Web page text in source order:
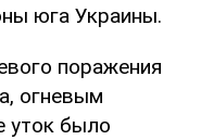
юга Украины.
поражения
огневым
уток было